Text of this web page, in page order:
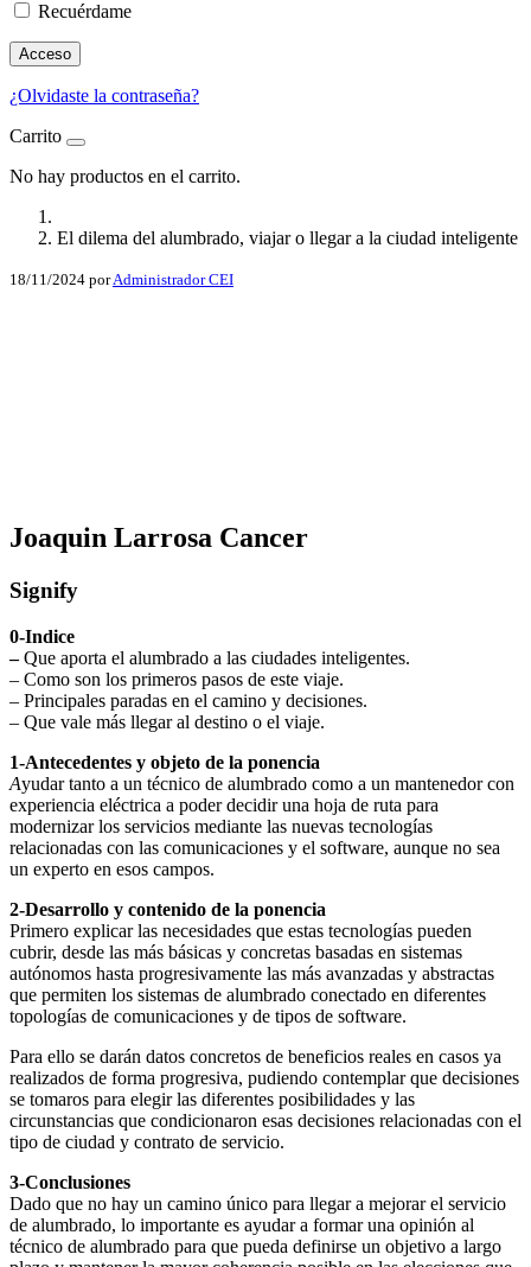
Recuérdame
Acceso
¿Olvidaste la contraseña?
Carrito
No hay productos en el carrito.
El dilema del alumbrado, viajar o llegar a la ciudad inteligente
18/11/2024 porAdministrador CEI
Joaquin Larrosa Cancer
Signify
0-Indice
–Que aporta el alumbrado a las ciudades inteligentes.
– Como son los primeros pasos de este viaje.
– Principales paradas en el camino y decisiones.
– Que vale más llegar al destino o el viaje.
1-Antecedentes y objeto de la ponencia
Ayudar tanto a un técnico de alumbrado como a un mantenedor con
experiencia eléctrica a poder decidir una hoja de ruta para
modernizar los servicios mediante las nuevas tecnologías
relacionadas con las comunicaciones y el software, aunque no sea
un experto en esos campos.
2-Desarrollo y contenido de la ponencia
Primero explicar las necesidades que estas tecnologías pueden
cubrir, desde las más básicas y concretas basadas en sistemas
autónomos hasta progresivamente las más avanzadas y abstractas
que permiten los sistemas de alumbrado conectado en diferentes
topologías de comunicaciones y de tipos de software.
Para ello se darán datos concretos de beneficios reales en casos ya
realizados de forma progresiva, pudiendo contemplar que decisiones
se tomaros para elegir las diferentes posibilidades y las
circunstancias que condicionaron esas decisiones relacionadas con el
tipo de ciudad y contrato de servicio.
3-Conclusiones
Dado que no hay un camino único para llegar a mejorar el servicio
de alumbrado, lo importante es ayudar a formar una opinión al
técnico de alumbrado para que pueda definirse un objetivo a largo